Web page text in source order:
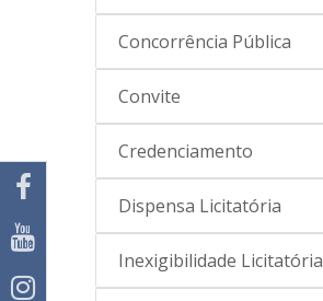
Concorrência Pública
Convite
Credenciamento
Dispensa Licitatória
Inexigibilidade Licitatória